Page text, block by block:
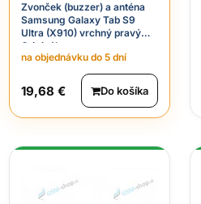
Zvonček (buzzer) a anténa
Samsung Galaxy Tab S9
Ultra (X910) vrchný pravý
Originál
na objednávku do 5 dní
19,68 € Do košíka